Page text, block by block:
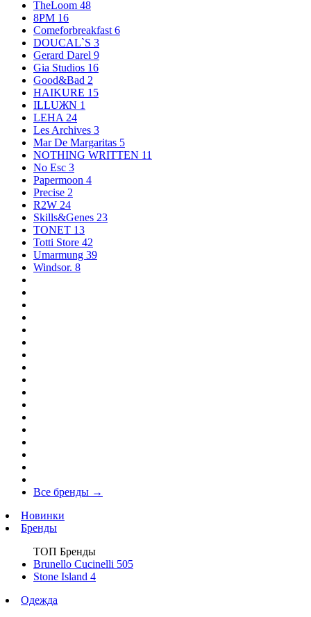
TheLoom 48
8PM 16
Comeforbreakfast 6
DOUCAL`S 3
Gerard Darel 9
Gia Studios 16
Good&Bad 2
HAIKURE 15
ILLUЖN 1
LEHA 24
Les Archives 3
Mar De Margaritas 5
NOTHING WRITTEN 11
No Esc 3
Papermoon 4
Precise 2
R2W 24
Skills&Genes 23
TONET 13
Totti Store 42
Umarmung 39
Windsor. 8
Все бренды →
Новинки
Бренды
ТОП Бренды
Brunello Cucinelli 505
Stone Island 4
Одежда